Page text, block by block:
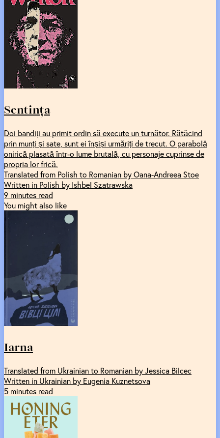
Sentința
Doi bandiți au primit ordin să execute un turnător. Rătăcind
prin munți și sate, sunt ei înșiși urmăriți de trecut. O parabolă
onirică plasată într-o lume brutală, cu personaje cuprinse de
propria lor frică.
Translated from Polish to Romanian by Oana-Andreea Stoe
Written in Polish by Ishbel Szatrawska
9 minutes read
You might also like
Iarna
Translated from Ukrainian to Romanian by Jessica Bilcec
Written in Ukrainian by Eugenia Kuznetsova
5 minutes read